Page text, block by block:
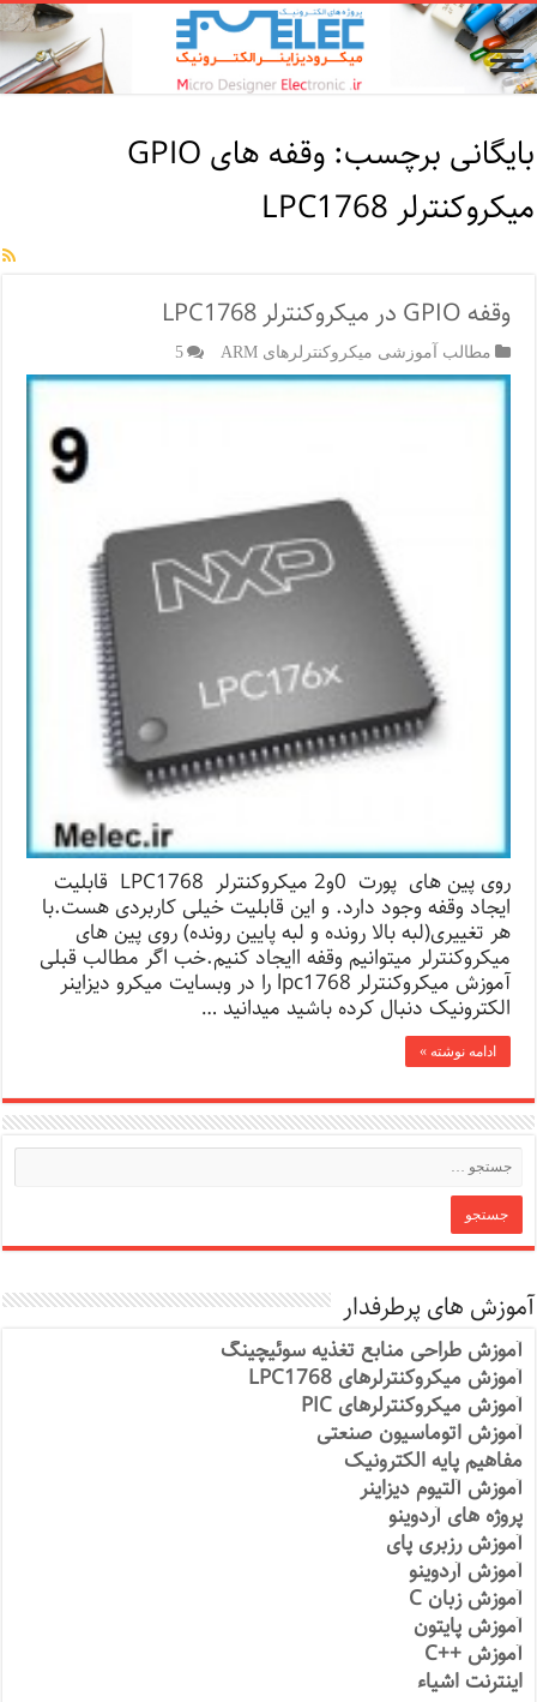
بایگانی برچسب:
وقفه های GPIO
میکروکنترلر LPC1768
وقفه GPIO در میکروکنترلر LPC1768
مطالب آموزشی میکروکنترلرهای ARM 5
روی پین های پورت 0و2 میکروکنترلر LPC1768 قابلیت
ایجاد وقفه وجود دارد. و این قابلیت خیلی کاربردی هست.با
هر تغییری(لبه بالا رونده و لبه پایین رونده) روی پین های
میکروکنترلر میتوانیم وقفه اایجاد کنیم.خب اگر مطالب قبلی
آموزش میکروکنترلر lpc1768 را در وبسایت میکرو دیزاینر
الکترونیک دنبال کرده باشید میدانید …
ادامه نوشته »
آموزش های پرطرفدار
آموزش طراحی منابع تغذیه سوئیچینگ
آموزش میکروکنترلرهای LPC1768
آموزش میکروکنترلرهای PIC
آموزش اتوماسیون صنعتی
مفاهیم پایه الکترونیک
آموزش آلتیوم دیزاینر
پروژه های آردوینو
آموزش رزبری پای
آموزش آردوینو
آموزش زبان C
آموزش پایتون
آموزش ++C
اینترنت اشیاء